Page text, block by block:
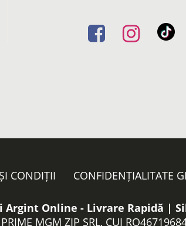
CONDIȚII CONFIDENȚIALITATE
Online - Livrare Rapidă |
PRIME MGM ZIP SRL, CUI